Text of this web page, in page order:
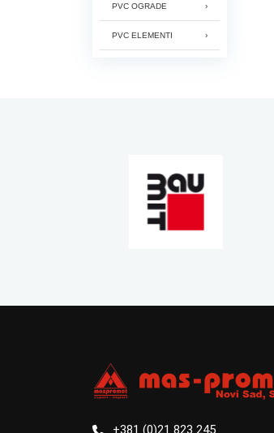
PVC OGRADE
PVC ELEMENTI
+381 (0)21 823 245